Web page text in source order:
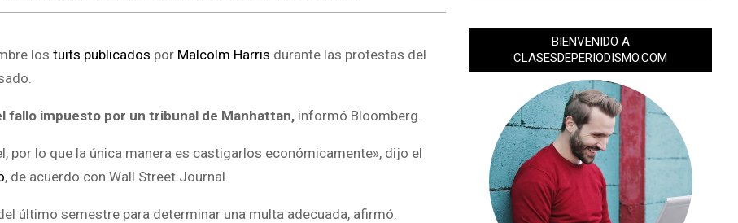
los tuits publicados por Malcolm Harris durante las protestas del
fallo impuesto por un tribunal de Manhattan, informó Bloomberg.
por lo que la única manera es castigarlos económicamente», dijo el
, de acuerdo con Wall Street Journal.
último semestre para determinar una multa adecuada, afirmó.
BIENVENIDO A
CLASESDEPERIODISMO.COM